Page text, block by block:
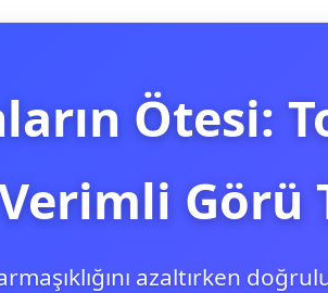
Ötesi:
Görü
azaltırken